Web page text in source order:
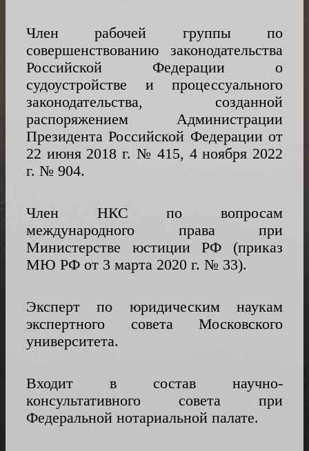
Член рабочей группы по
совершенствованию законодательства
Российской Федерации о
судоустройстве и процессуального
законодательства, созданной
распоряжением Администрации
Президента Российской Федерации от
22 июня 2018 г. № 415, 4 ноября 2022
г. № 904.
Член НКС по вопросам
международного права при
Министерстве юстиции РФ (приказ
МЮ РФ от 3 марта 2020 г. № 33).
Эксперт по юридическим наукам
экспертного совета Московского
университета.
Входит в состав научно-
консультативного совета при
Федеральной нотариальной палате.